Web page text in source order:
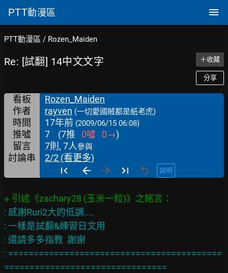
PTT動漫區
PTT動漫區 / Rozen_Maiden
Re: [試翻] 14中文文字 ＋收藏
分享
看板
Rozen_Maiden
作者
rayven (一切愛國賊都是紙老虎)
時間 17年前 (2009/06/15 06:08)
推噓 7 (7推 0噓 0→)
留言
7則, 7人參與
討論串 2/2 (看更多)
說明
: 感謝Ruri2大的低調....
: 一樣是試翻&練習日文用
: 還請多多指教  謝謝
: ==========================================
================================